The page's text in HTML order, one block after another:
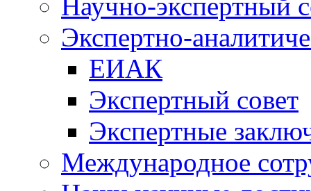
Экспертно-
ЕИАК
Экспертный совет
Экспертные
Международное